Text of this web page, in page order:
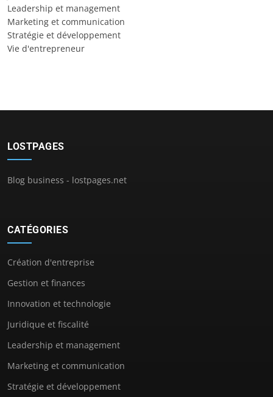
Leadership et management
Marketing et communication
Stratégie et développement
Vie d'entrepreneur
LOSTPAGES
Blog business - lostpages.net
CATÉGORIES
Création d'entreprise
Gestion et finances
Innovation et technologie
Juridique et fiscalité
Leadership et management
Marketing et communication
Stratégie et développement